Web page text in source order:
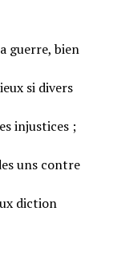
guerre, bien
si divers
injustices ;
uns contre
diction